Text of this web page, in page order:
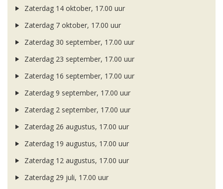
Zaterdag 14 oktober, 17.00 uur
Zaterdag 7 oktober, 17.00 uur
Zaterdag 30 september, 17.00 uur
Zaterdag 23 september, 17.00 uur
Zaterdag 16 september, 17.00 uur
Zaterdag 9 september, 17.00 uur
Zaterdag 2 september, 17.00 uur
Zaterdag 26 augustus, 17.00 uur
Zaterdag 19 augustus, 17.00 uur
Zaterdag 12 augustus, 17.00 uur
Zaterdag 29 juli, 17.00 uur